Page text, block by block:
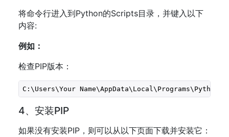
将命令行进入到Python的Scripts目录，并键入以下
内容:
例如：
检查PIP版本：
C:\Users\Your
4、安装PIP
如果没有安装PIP，则可以从以下页面下载并安装它：